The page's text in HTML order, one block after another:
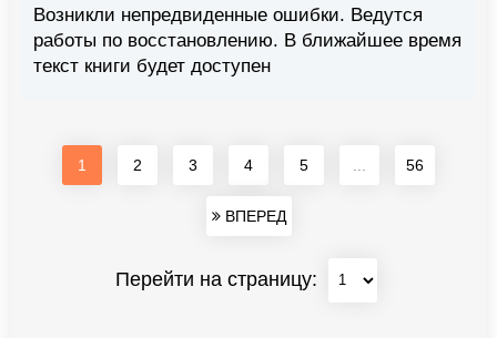
Возникли непредвиденные ошибки. Ведутся
работы по восстановлению. В ближайшее время
текст книги будет доступен
1 2 3 4 5 56
ВПЕРЕД
Перейти на страницу: